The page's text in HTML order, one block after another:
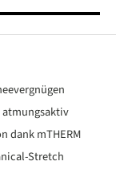
atmungsaktiv
dank mTHERM
Stretch